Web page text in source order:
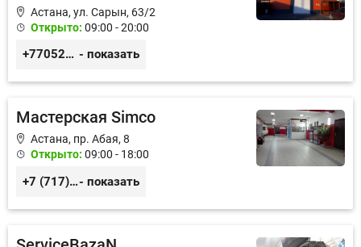
Астана, ул. Сарын, 63/2
Открыто: 09:00 - 20:00
+77052327760 - показать
Мастерская Simco
Астана, пр. Абая, 8
Открыто: 09:00 - 18:00
+7 (717) 248-12-39- показать